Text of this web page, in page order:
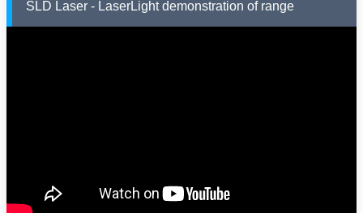
SLD Laser - LaserLight demonstration of range